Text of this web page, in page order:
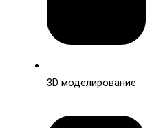
3D моделирование